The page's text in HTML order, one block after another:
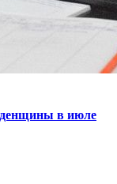
в июле